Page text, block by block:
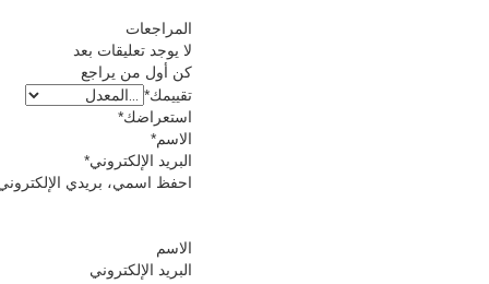
المراجعات
لا يوجد تعليقات بعد
كن أول من يراجع
تقييمك*
استعراضك*
الاسم*
البريد الإلكتروني*
احفظ اسمي، بريدي
الاسم
البريد الإلكتروني